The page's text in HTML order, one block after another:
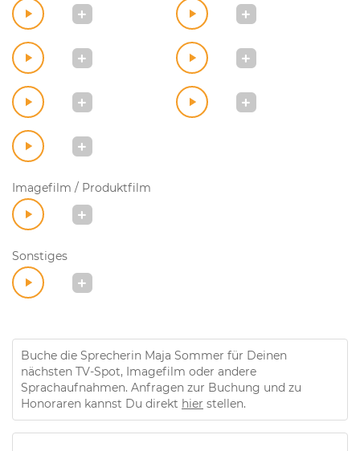
Imagefilm / Produktfilm
Sonstiges
Buche die Sprecherin Maja Sommer für Deinen
nächsten TV-Spot, Imagefilm oder andere
Sprachaufnahmen. Anfragen zur Buchung und zu
Honoraren kannst Du direkt hier stellen.